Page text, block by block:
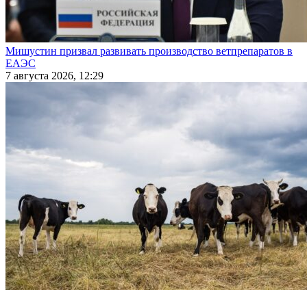
Мишустин призвал развивать производство ветпрепаратов в
ЕАЭС
7 августа 2026, 12:29